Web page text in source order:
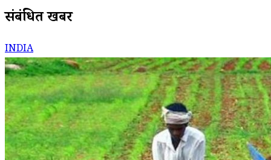
संबंधित खबरें
INDIA